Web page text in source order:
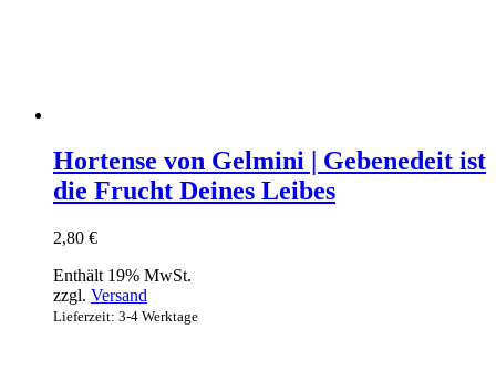
Hortense von Gelmini | Gebenedeit ist
die Frucht Deines Leibes
2,80 €
Enthält 19% MwSt.
zzgl. Versand
Lieferzeit: 3-4 Werktage